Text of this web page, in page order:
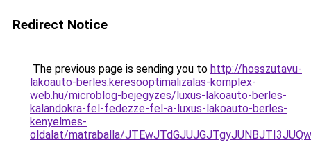
Redirect Notice
The previous page is sending you to http://hosszutavu-
lakoauto-berles.keresooptimalizalas-komplex-
web.hu/microblog-bejegyzes/luxus-lakoauto-berles-
kalandokra-fel-fedezze-fel-a-luxus-lakoauto-berles-
kenyelmes-
oldalat/matraballa/